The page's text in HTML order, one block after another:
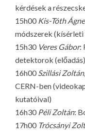
kérdések a
15h00 Kis-Tóth
módszerek
15h30 Veres Gábor:
detektorok (előadás)
16h00 Szillási
CERN-ben
kutatóival)
16h30 Péli Zoltán:
17h00 Trócsányi